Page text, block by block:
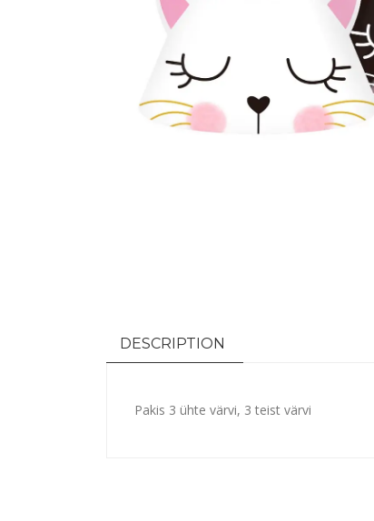
DESCRIPTION
Pakis 3 ühte värvi, 3 teist värvi